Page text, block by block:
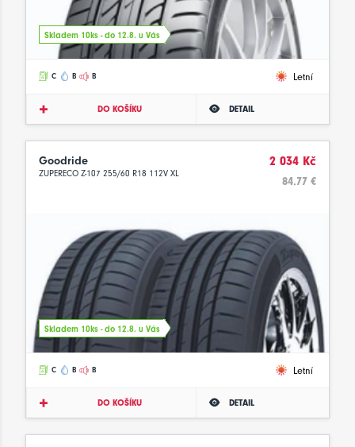
Skladem 10ks - do 12.8. u Vás
C B B Letní
DO KOŠÍKU DETAIL
Goodride
ZUPERECO Z-107 255/60 R18 112V XL
2 034 Kč
84.77 €
Skladem 10ks - do 12.8. u Vás
C B B Letní
DO KOŠÍKU DETAIL